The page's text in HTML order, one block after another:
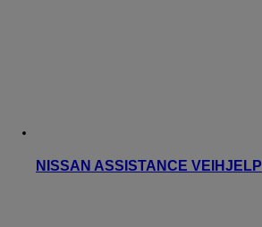
NISSAN ASSISTANCE VEIHJELP